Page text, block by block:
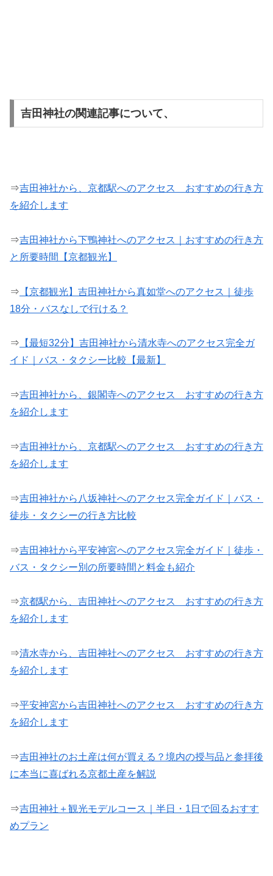
吉田神社の関連記事について、
⇒吉田神社から、京都駅へのアクセス おすすめの行き方
を紹介します
⇒吉田神社から下鴨神社へのアクセス｜おすすめの行き方
と所要時間【京都観光】
⇒ 【京都観光】吉田神社から真如堂へのアクセス｜徒歩
18分・バスなしで行ける？
⇒ 【最短32分】吉田神社から清水寺へのアクセス完全ガ
イド｜バス・タクシー比較【最新】
⇒吉田神社から、銀閣寺へのアクセス おすすめの行き方
を紹介します
⇒吉田神社から、京都駅へのアクセス おすすめの行き方
を紹介します
⇒吉田神社から八坂神社へのアクセス完全ガイド｜バス・
徒歩・タクシーの行き方比較
⇒吉田神社から平安神宮へのアクセス完全ガイド｜徒歩・
バス・タクシー別の所要時間と料金も紹介
⇒京都駅から、吉田神社へのアクセス おすすめの行き方
を紹介します
⇒清水寺から、吉田神社へのアクセス おすすめの行き方
を紹介します
⇒平安神宮から吉田神社へのアクセス おすすめの行き方
を紹介します
⇒吉田神社のお土産は何が買える？境内の授与品と参拝後
に本当に喜ばれる京都土産を解説
⇒吉田神社＋観光モデルコース｜半日・1日で回るおすす
めプラン